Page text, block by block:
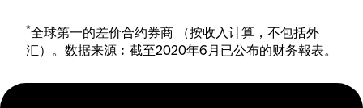
*全球第一的差价合约券商 （按收入计算，不包括外
汇）。数据来源︰截至2020年6月已公布的财务報表。